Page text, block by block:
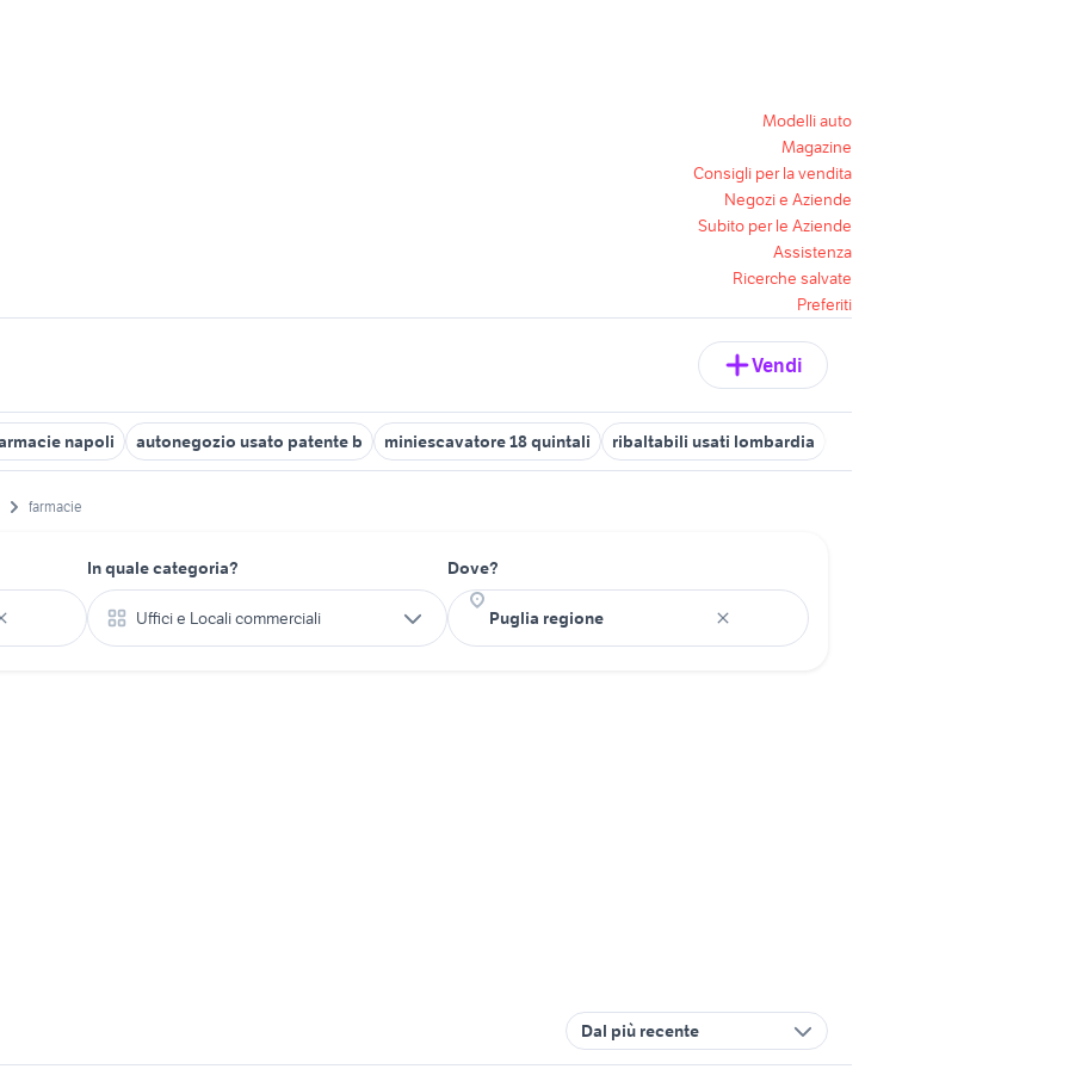
Modelli auto
Magazine
Consigli per la vendita
Negozi e Aziende
Subito per le Aziende
Assistenza
Ricerche salvate
Preferiti
Vendi
napoli autonegozio usato patente b miniescavatore 18 quintali ribaltabili usati lombardia
farmacie
In quale categoria?
Uffici e Locali commerciali
Dove?
Dal più recente